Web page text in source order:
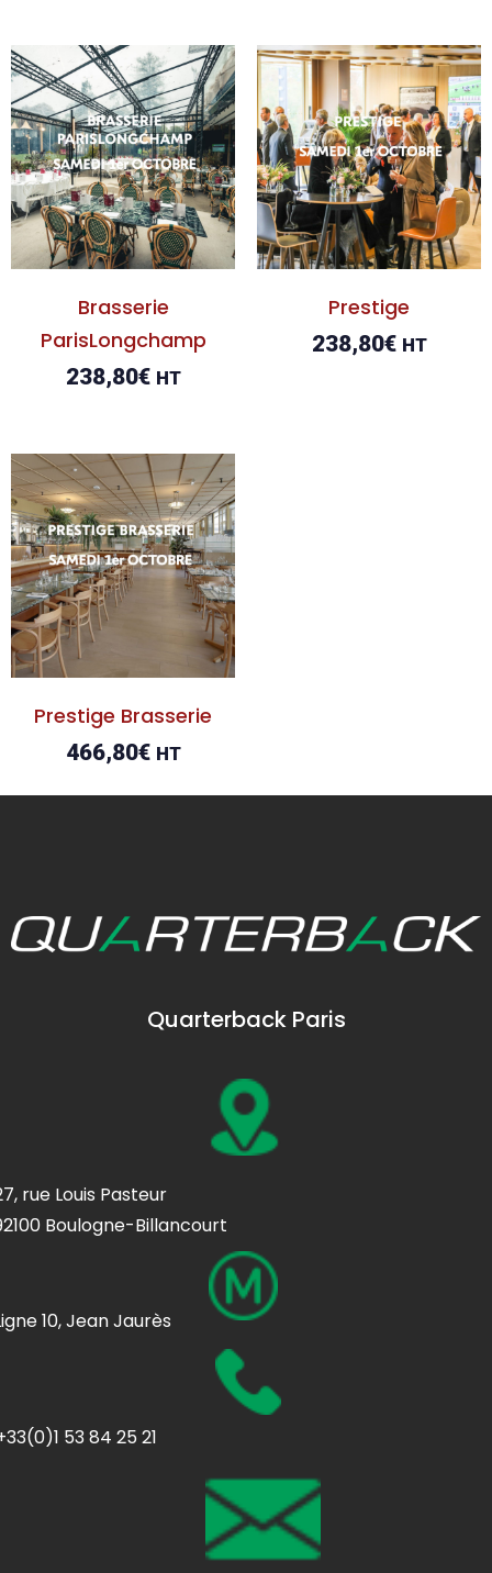
Brasserie
ParisLongchamp
238,80€ HT
Prestige
238,80€ HT
Prestige Brasserie
466,80€ HT
Quarterback Paris
rue Louis Pasteur
Boulogne-Billancourt
10, Jean Jaurès
53 84 25 21